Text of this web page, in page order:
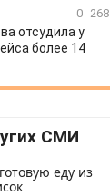
0 268
отсудила у
более 14
СМИ
еду из